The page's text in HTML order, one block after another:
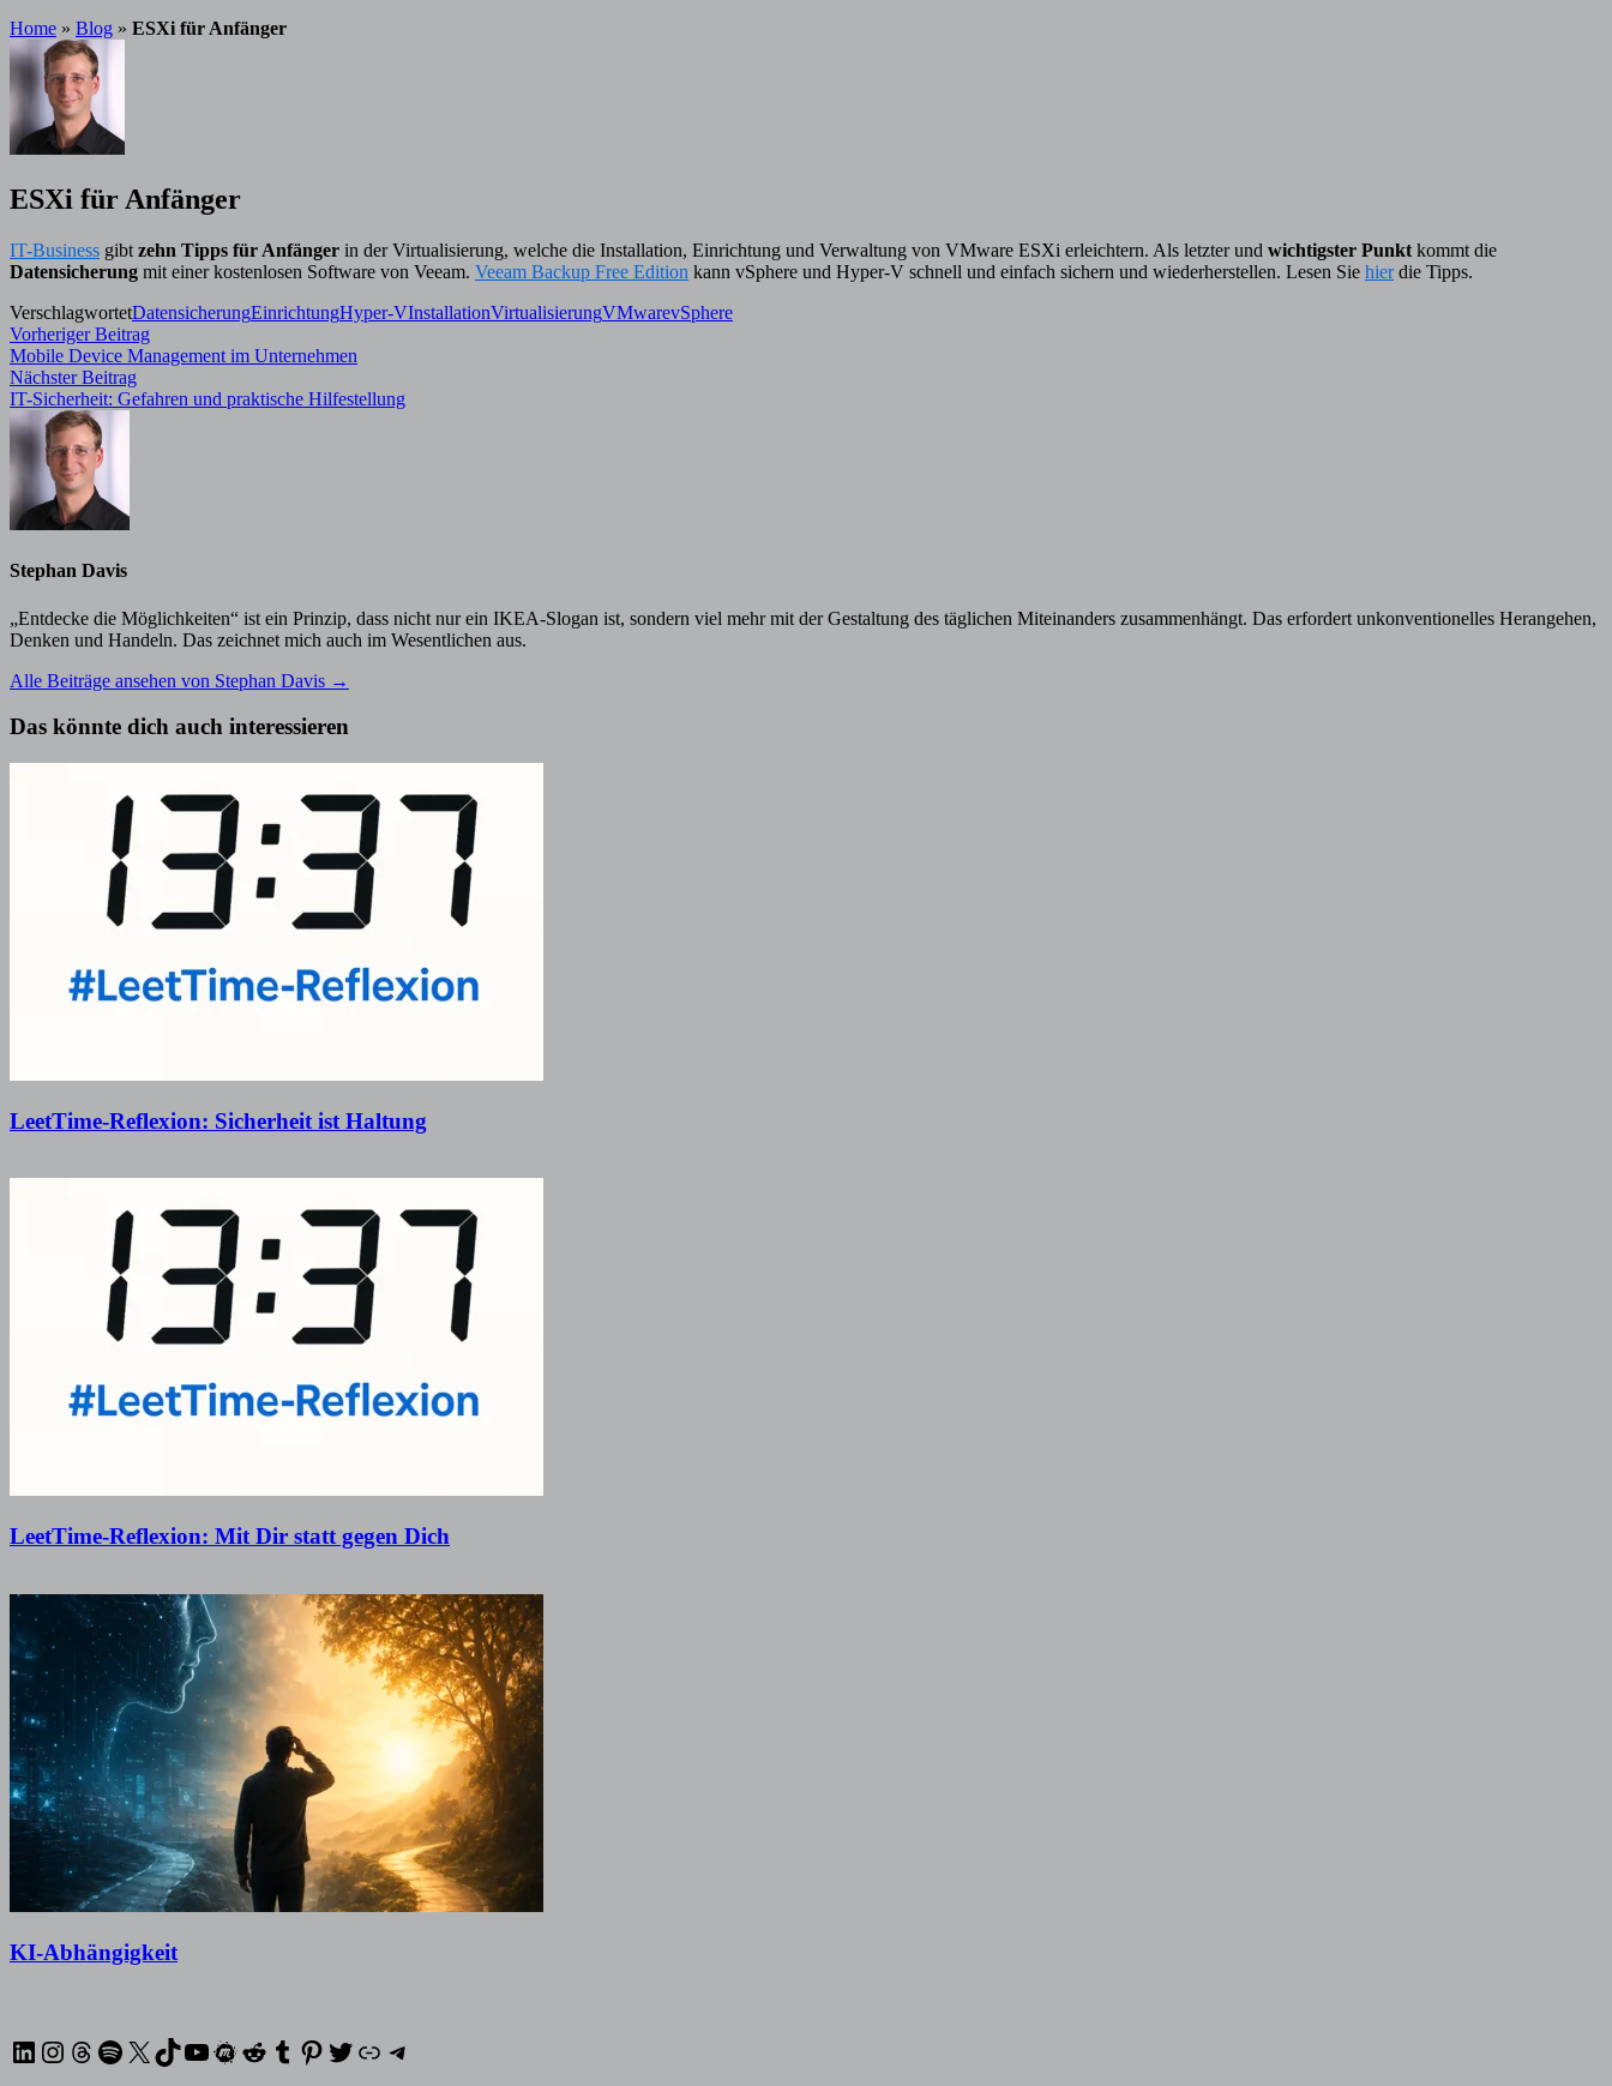
Home » Blog » ESXi für Anfänger
ESXi für Anfänger
IT-Business gibt zehn Tipps für Anfänger in der Virtualisierung, welche die Installation, Einrichtung und Verwaltung von VMware ESXi erleichtern. Als letzter und wichtigster Punkt kommt die
Datensicherung mit einer kostenlosen Software von Veeam. Veeam Backup Free Edition kann vSphere und Hyper-V schnell und einfach sichern und wiederherstellen. Lesen Sie hierdie Tipps.
VerschlagwortetDatensicherungEinrichtungHyper-VInstallationVirtualisierungVMwarevSphere
Beitragsnavigation
Vorheriger BeitragVorheriger
Beitrag:
Mobile Device Management im Unternehmen
Nächster BeitragNächster
Beitrag:
IT-Sicherheit: Gefahren und praktische Hilfestellung
Stephan Davis
„Entdecke die Möglichkeiten“ ist ein Prinzip, dass nicht nur ein IKEA-Slogan ist, sondern viel mehr mit der Gestaltung des täglichen Miteinanders zusammenhängt. Das erfordert unkonventionelles Herangehen,
Denken und Handeln. Das zeichnet mich auch im Wesentlichen aus.
Alle Beiträge ansehen von Stephan Davis →
Das könnte dich auch interessieren
LeetTime-Reflexion: Sicherheit ist Haltung
LeetTime-Reflexion: Mit Dir statt gegen Dich
KI-Abhängigkeit
LinkedIn
Instagram
Threads
Spotify
X TikTok
YouTube
Meetup
Reddit
Tumblr
Pinterest
Twitter
XINGTelegram